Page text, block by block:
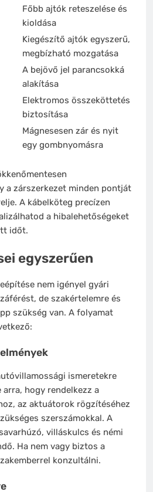
Főbb ajtók reteszelése és
kioldása
Kiegészítő ajtók egyszerű,
megbízható mozgatása
A bejövő jel parancsokká
alakítása
Elektromos összeköttetés
biztosítása
Mágnesesen zár és nyit
egy gombnyomásra
a zárszerkezet minden pontját
A kábelköteg precízen
a hibalehetőségeket
időt.
egyszerűen
nem igényel gyári
de szakértelemre és
szükség van. A folyamat
ismeretekre
hogy rendelkezz a
az aktuátorok rögzítéséhez
szerszámokkal. A
villáskulcs és némi
Ha nem vagy biztos a
konzultálni.